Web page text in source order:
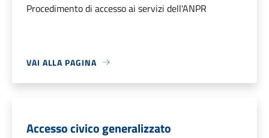
Procedimento di accesso ai servizi dell'ANPR
VAI ALLA PAGINA
Accesso civico generalizzato